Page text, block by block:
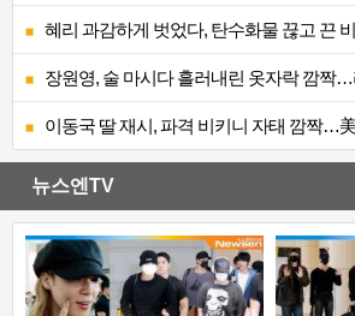
혜리 과감하게 벗었다, 탄수화물 끊고 끈
장원영, 술 마시다 흘러내린 옷자락 깜짝
이동국 딸 재시, 파격 비키니 자태 깜짝…
뉴스엔TV